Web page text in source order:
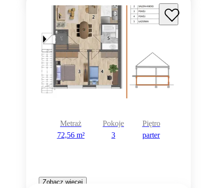
Metraż
72,56 m²
Pokoje
3
Piętro
parter
Zobacz więcej